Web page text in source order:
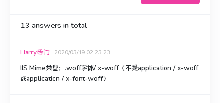
13 answers in total
Harry西门 2020/03/19 02:23:23
IIS Mime类型：.woff字体/ x-woff（不是application / x-woff
或application / x-font-woff）